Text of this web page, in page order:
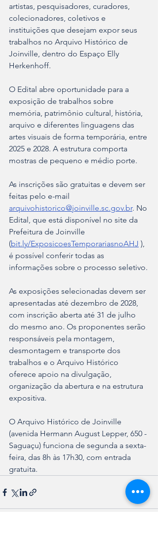
artistas, pesquisadores, curadores,
colecionadores, coletivos e
instituições que desejam expor seus
trabalhos no Arquivo Histórico de
Joinville, dentro do Espaço Elly
Herkenhoff.
O Edital abre oportunidade para a
exposição de trabalhos sobre
memória, patrimônio cultural, história,
arquivo e diferentes linguagens das
artes visuais de forma temporária, entre
2025 e 2028. A estrutura comporta
mostras de pequeno e médio porte.
As inscrições são gratuitas e devem ser
feitas pelo e-mail
arquivohistorico@joinville.sc.gov.br. No
Edital, que está disponível no site da
Prefeitura de Joinville
(bit.ly/ExposicoesTemporariasnoAHJ ),
é possível conferir todas as
informações sobre o processo seletivo.
As exposições selecionadas devem ser
apresentadas até dezembro de 2028,
com inscrição aberta até 31 de julho
do mesmo ano. Os proponentes serão
responsáveis pela montagem,
desmontagem e transporte dos
trabalhos e o Arquivo Histórico
oferece apoio na divulgação,
organização da abertura e na estrutura
expositiva.
O Arquivo Histórico de Joinville
(avenida Hermann August Lepper, 650 -
Saguaçu) funciona de segunda a sexta-
feira, das 8h às 17h30, com entrada
gratuita.